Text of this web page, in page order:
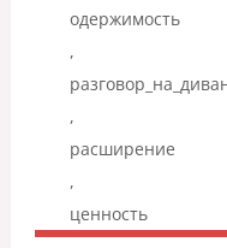
одержимость
,
,
расширение
,
ценность